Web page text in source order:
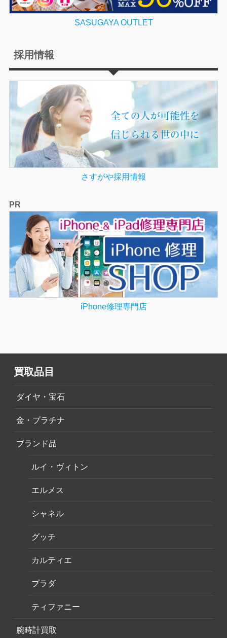
SASUGAYA OUTLET
採用情報
さすがや採用情報
PR
iPhone修理専門店
買取品目
ダイヤ・宝石
金・プラチナ
ブランド品
ルイ・ヴィトン
エルメス
シャネル
グッチ
カルティエ
プラダ
ティファニー
腕時計買取